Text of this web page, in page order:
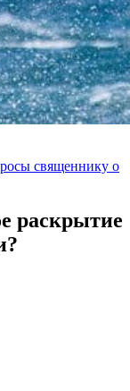
священнику о
раскрытие